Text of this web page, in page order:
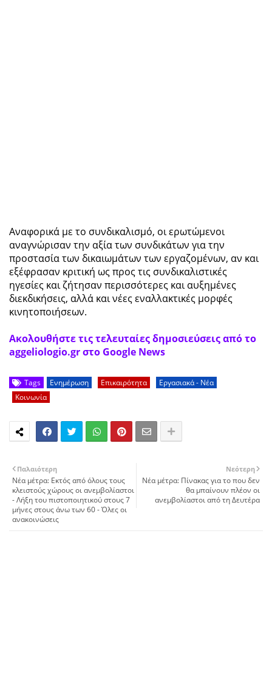
Αναφορικά με το συνδικαλισμό, οι ερωτώμενοι
αναγνώρισαν την αξία των συνδικάτων για την
προστασία των δικαιωμάτων των εργαζομένων, αν και
εξέφρασαν κριτική ως προς τις συνδικαλιστικές
ηγεσίες και ζήτησαν περισσότερες και αυξημένες
διεκδικήσεις, αλλά και νέες εναλλακτικές μορφές
κινητοποιήσεων.
Ακολουθήστε τις τελευταίες δημοσιεύσεις από το
aggeliologio.gr στο Google News
Tags Ενημέρωση Επικαιρότητα
Εργασιακά - Νέα
Κοινωνία
Νεότερη
Νέα μέτρα: Πίνακας για το που δεν
θα μπαίνουν πλέον οι
ανεμβολίαστοι από τη Δευτέρα
Παλαιότερη
Νέα μέτρα: Εκτός από όλους τους
κλειστούς χώρους οι ανεμβολίαστοι
- Λήξη του πιστοποιητικού στους 7
μήνες στους άνω των 60 - Όλες οι
ανακοινώσεις